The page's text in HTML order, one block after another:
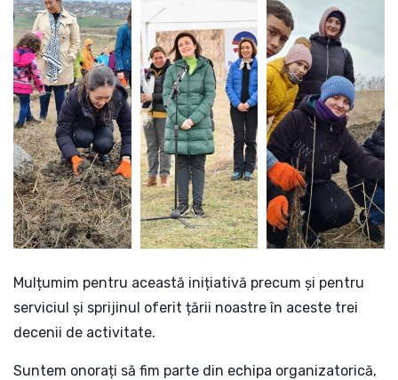
Mulțumim pentru această inițiativă precum și pentru
serviciul și sprijinul oferit țării noastre în aceste trei
decenii de activitate.
Suntem onorați să fim parte din echipa organizatorică,